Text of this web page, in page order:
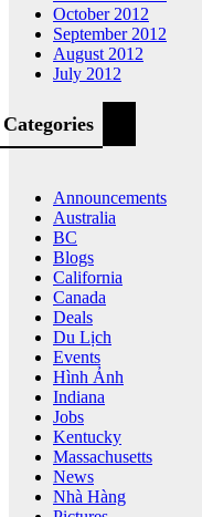
October 2012
September 2012
August 2012
July 2012
Categories
Announcements
Australia
BC
Blogs
California
Canada
Deals
Du Lịch
Events
Hình Ảnh
Indiana
Jobs
Kentucky
Massachusetts
News
Nhà Hàng